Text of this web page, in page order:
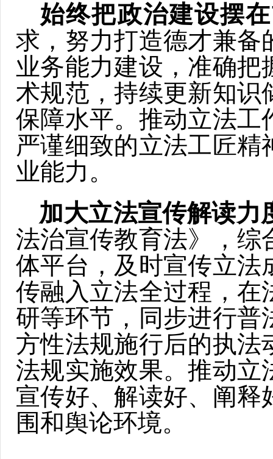
始终把政治建设摆
求，努力打造德才兼备
业务能力建设，准确把
术规范，持续更新知识
保障水平。推动立法工
严谨细致的立法工匠
业能力。
加大立法宣传解读力
法治宣传教育法》，综
体平台，及时宣传立法
传融入立法全过程，在
研等环节，同步进行普
方性法规施行后的执法
法规实施效果。推动立
宣传好、解读好、阐释
围和舆论环境。